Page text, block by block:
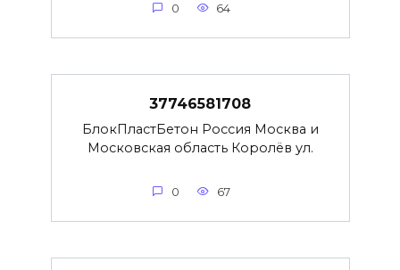
0 64
37746581708
БлокПластБетон Россия Москва и
Московская область Королёв ул.
0 67